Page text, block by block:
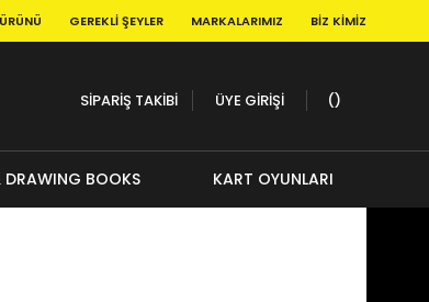
GEREKLI ŞEYLER MARKALARIMIZ BIZ KIMIZ
SİPARİŞ TAKİBİ ÜYE GİRİŞİ
DRAWING BOOKS KART OYUNLARI